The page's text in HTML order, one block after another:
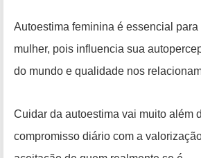
Autoestima feminina é essencial para
mulher, pois influencia sua
do mundo e qualidade nos
Cuidar da autoestima vai muito além
compromisso diário com a